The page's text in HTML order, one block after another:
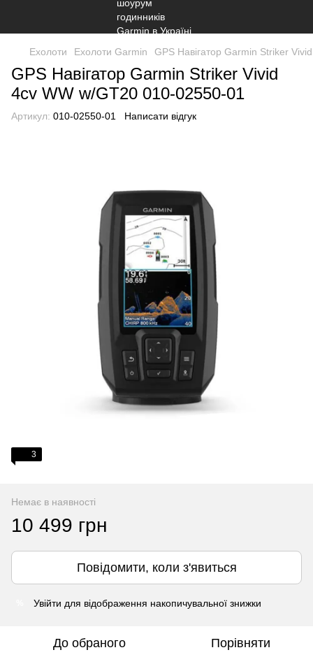
Ехолоти Ехолоти Garmin GPS Навігатор Garmin Striker
GPS Навігатор Garmin Striker Vivid
4cv WW w/GT20 010-02550-01
Артикул: 010-02550-01 Написати відгук
3
Немає в наявності
10 499 грн
Повідомити, коли з'явиться
Увійти для відображення накопичувальної знижки
До обраного Порівняти